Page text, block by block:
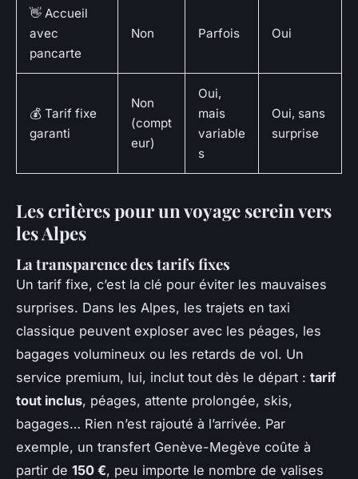
👋 Accueil
avec
pancarte
Non Parfois Oui
💰 Tarif fixe
garanti
Non
(compt
eur)
Oui,
mais
variable
s
Oui, sans
surprise
Les critères pour un voyage serein vers
les Alpes
La transparence des tarifs fixes
Un tarif fixe, c’est la clé pour éviter les mauvaises
surprises. Dans les Alpes, les trajets en taxi
classique peuvent exploser avec les péages, les
bagages volumineux ou les retards de vol. Un
service premium, lui, inclut tout dès le départ : tarif
tout inclus, péages, attente prolongée, skis,
bagages… Rien n’est rajouté à l’arrivée. Par
exemple, un transfert Genève-Megève coûte à
partir de 150 €, peu importe le nombre de valises